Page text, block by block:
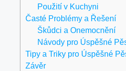
Použití v Kuchyni
Časté Problémy a Řešení
Škůdci a Onemocnění
Návody pro Úspěšné
Tipy a Triky pro Úspěšné
Závěr